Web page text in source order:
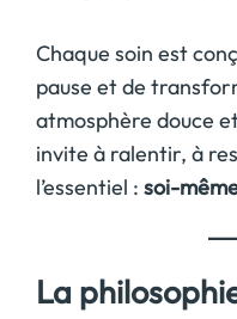
Chaque soin est
pause et de
atmosphère douce
invite à ralentir, à
l’essentiel : soi-
La